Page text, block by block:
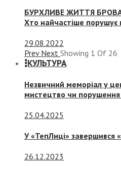
БУРХЛИВЕ ЖИТТЯ
Хто найчастіше порушує
29.08.2022
Prev Next Showing 1 Of 26
КУЛЬТУРА
Незвичний меморіал у
мистецтво чи порушення
25.04.2025
У «ТепЛиці» завершився
26.12.2023